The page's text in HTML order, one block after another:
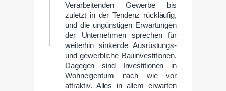
Verarbeitenden Gewerbe bis
zuletzt in der Tendenz rückläufig,
und die ungünstigen Erwartungen
der Unternehmen sprechen für
weiterhin sinkende Ausrüstungs-
und gewerbliche Bauinvestitionen.
Dagegen sind Investitionen in
Wohneigentum nach wie vor
attraktiv. Alles in allem erwarten